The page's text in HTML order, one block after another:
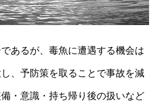
あるが、毒魚に遭遇する機会は
、予防策を取ることで事故を減
・意識・持ち帰り後の扱いなど